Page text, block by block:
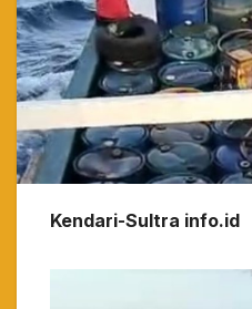
Kendari-Sultra info.id